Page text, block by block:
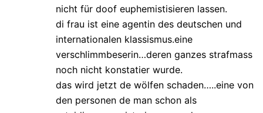
nicht für doof euphemistisieren lassen.
di frau ist eine agentin des deutschen und
internationalen klassismus.eine
verschlimmbeserin…deren ganzes strafmass
noch nicht konstatier wurde.
das wird jetzt de wölfen schaden…..eine von
den personen de man schon als